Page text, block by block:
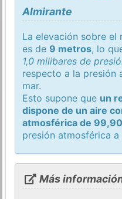
Almirante
La elevación sobre el
es de9 metros, lo
1,0 milibares de
respecto a la presión
mar.
Esto supone que un
dispone de un aire
atmosférica de
presión atmosférica
Más